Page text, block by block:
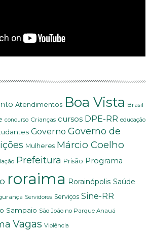
Atendimentos Boa Vista Brasil
concurso Crianças cursos DPE-RR educação
Governo Governo de
Mulheres Márcio Coelho
Prefeitura Prisão Programa
roraima Rorainópolis Saúde
Servidores Serviços Sine-RR
Sampaio São João no Parque Anauá
Vagas Violência